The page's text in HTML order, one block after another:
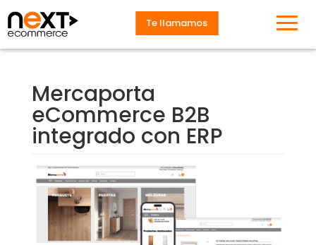
Te llamamos
Mercaporta
eCommerce B2B
integrado con ERP